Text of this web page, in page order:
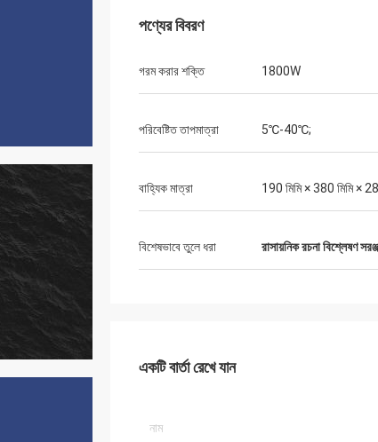
পণ্যের বিবরণ
গরম করার শক্তি 1800W
পরিবেষ্টিত তাপমাত্রা 5℃-40℃;
বাহ্যিক মাত্রা 190 মিমি × 380 মিমি ×
বিশেষভাবে তুলে ধরা রাসায়নিক রচনা বিশ্লেষণ
একটি বার্তা রেখে যান